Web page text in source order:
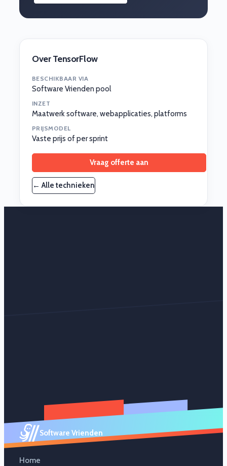
Over TensorFlow
BESCHIKBAAR VIA
Software Vrienden pool
INZET
Maatwerk software, webapplicaties, platforms
PRIJSMODEL
Vaste prijs of per sprint
Vraag offerte aan
← Alle technieken
Software Vrienden
Home